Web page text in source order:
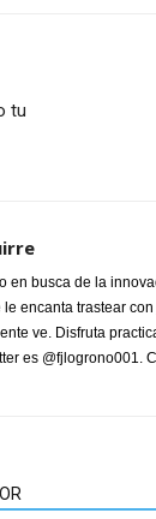
tu
en busca de la
encanta trastear
ve. Disfruta
es @fjlogrono001.